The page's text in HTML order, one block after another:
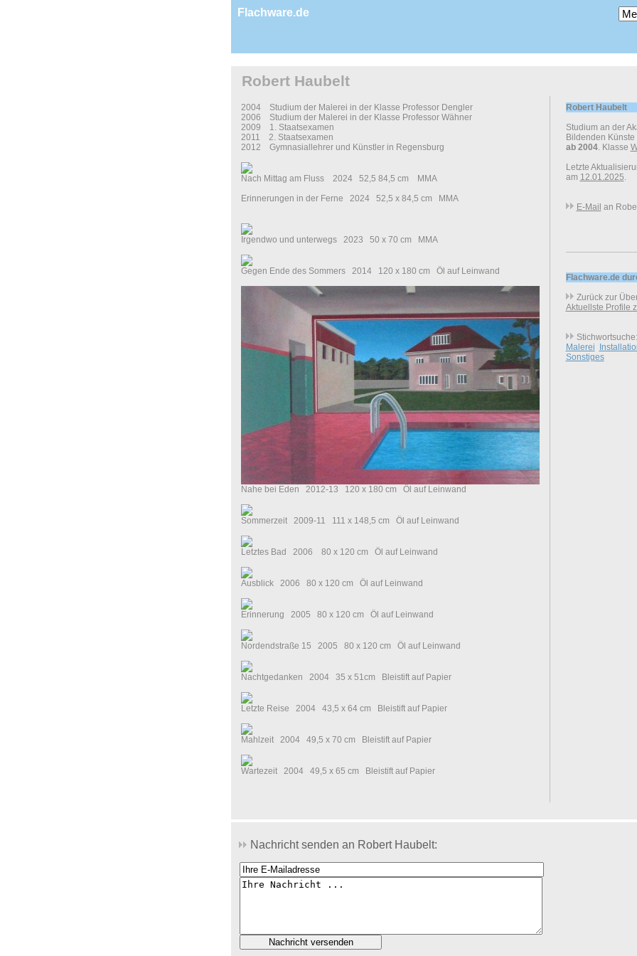
Flachware.de
Robert Haubelt
2004 Studium der Malerei in der Klasse Professor Dengler
2006 Studium der Malerei in der Klasse Professor Wähner
2009 1. Staatsexamen
2011 2. Staatsexamen
2012 Gymnasiallehrer und Künstler in Regensburg
Nach Mittag am Fluss 2024 52,5 84,5 cm MMA
Erinnerungen in der Ferne 2024 52,5 x 84,5 cm MMA
Irgendwo und unterwegs 2023 50 x 70 cm MMA
Gegen Ende des Sommers 2014 120 x 180 cm Öl auf Leinwand
Nahe bei Eden 2012-13 120 x 180 cm Öl auf Leinwand
Sommerzeit 2009-11 111 x 148,5 cm Öl auf Leinwand
Letztes Bad 2006 80 x 120 cm Öl auf Leinwand
Ausblick 2006 80 x 120 cm Öl auf Leinwand
Erinnerung 2005 80 x 120 cm Öl auf Leinwand
Nordendstraße 15 2005 80 x 120 cm Öl auf Leinwand
Nachtgedanken 2004 35 x 51cm Bleistift auf Papier
Letzte Reise 2004 43,5 x 64 cm Bleistift auf Papier
Mahlzeit 2004 49,5 x 70 cm Bleistift auf Papier
Wartezeit 2004 49,5 x 65 cm Bleistift auf Papier
Robert Haubelt
Studium an der
Bildenden
ab 2004. Klasse
Letzte
am 12.01.2025.
E-Mail an
Flachware.de
Zurück zur
Aktuellste Profile
Stichwortsuche:
Malerei
Sonstiges
Nachricht senden an Robert Haubelt: